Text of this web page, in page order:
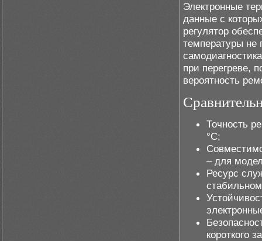
Электронные
данные с
регулятор
температуры не
при перегреве,
вероятность
Точность
°C;
– для
Ресурс
короткого